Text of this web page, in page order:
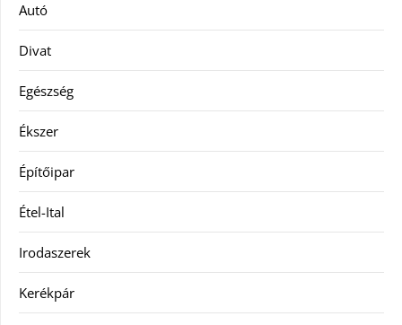
Autó
Divat
Egészség
Ékszer
Építőipar
Étel-Ital
Irodaszerek
Kerékpár